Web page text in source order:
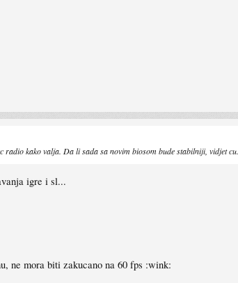
kako valja. Da li sada sa novim biosom bude stabilniji, vidjet cu.
igre i sl...
ne mora biti zakucano na 60 fps :wink: